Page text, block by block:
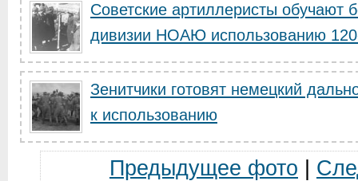
Советские артиллеристы обучают
дивизии НОАЮ использованию
Зенитчики готовят немецкий
к использованию
Предыдущее фото